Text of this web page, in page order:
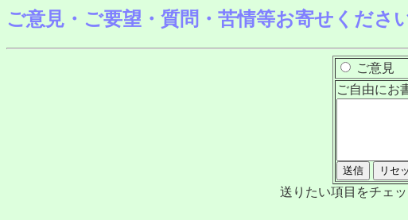
ご意見・ご要望・質問・苦情等お寄せください
ご意見
ご自由にお
送りたい項目をチェ